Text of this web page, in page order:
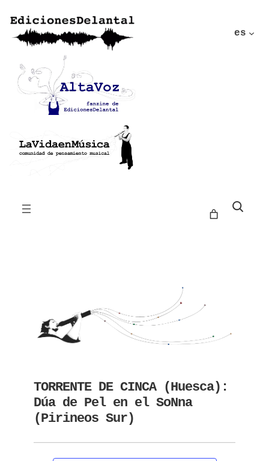
es
Buscar
TORRENTE DE CINCA (Huesca):
Dúa de Pel en el SoNna
(Pirineos Sur)